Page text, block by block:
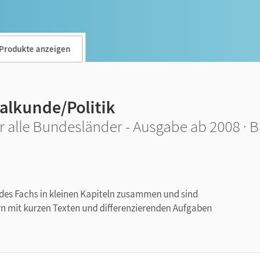
anzeigen
Politik
alle Bundesländer - Ausgabe ab 2008 ·
Fachs in kleinen Kapiteln zusammen und sind
mit kurzen Texten und differenzierenden Aufgaben